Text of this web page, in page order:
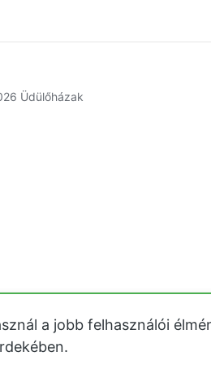
Üdülőházak
a jobb felhasználói